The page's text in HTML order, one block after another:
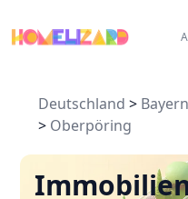
Deutschland > Bayern
> Oberpöring